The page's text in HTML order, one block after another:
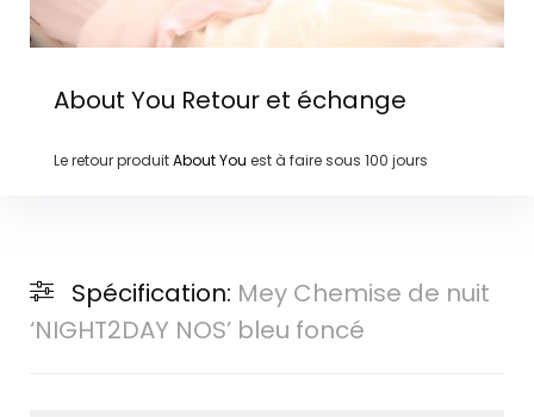
About You Retour et échange
Le retour produitAbout You est à faire sous 100 jours
Spécification: Mey Chemise de nuit
‘NIGHT2DAY NOS’ bleu foncé